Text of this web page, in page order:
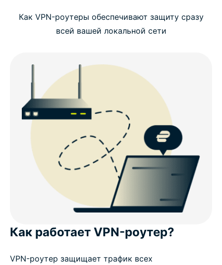
Как VPN-роутеры обеспечивают защиту сразу
всей вашей локальной сети
Как работает VPN-роутер?
VPN-роутер защищает трафик всех